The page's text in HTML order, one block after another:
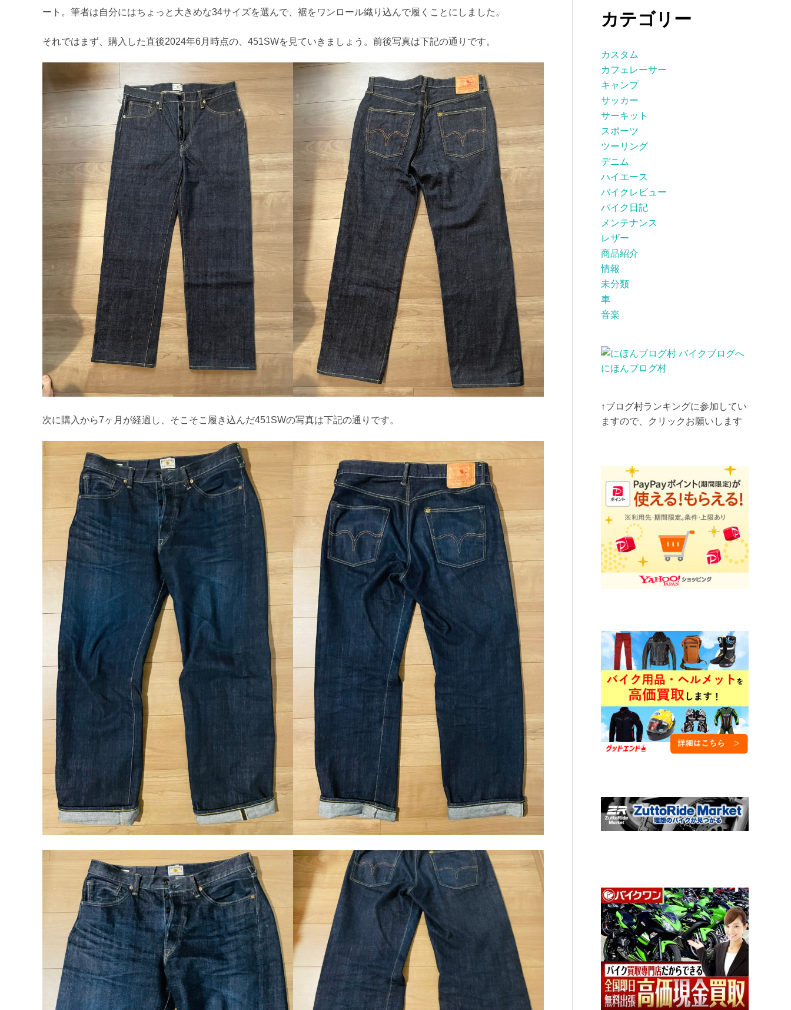
ート。筆者は自分にはちょっと大きめな34サイズを選んで、裾をワンロール織り込んで履くことにしました。
それではまず、購入した直後2024年6月時点の、451SWを見ていきましょう。前後写真は下記の通りです。
次に購入から7ヶ月が経過し、そこそこ履き込んだ451SWの写真は下記の通りです。
カテゴリー
カスタム
カフェレーサー
キャンプ
サッカー
サーキット
スポーツ
ツーリング
デニム
ハイエース
バイクレビュー
バイク日記
メンテナンス
レザー
商品紹介
情報
未分類
車
音楽
にほんブログ村
↑ブログ村ランキングに参加してい
ますので、クリックお願いします